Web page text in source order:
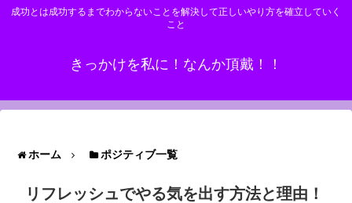
成功とは成功するまでわからないことを解決して正しいやり方を確立していく
こと
きっかけを私に！なんか頂戴！！
ホーム ポジティブ一覧
リフレッシュでやる気を出す方法と理由！